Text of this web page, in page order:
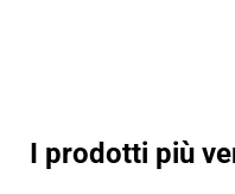
I prodotti più